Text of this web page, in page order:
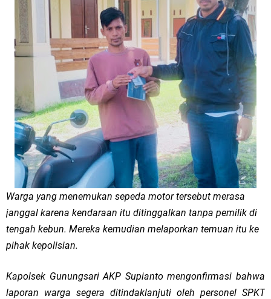
Warga yang menemukan sepeda motor tersebut merasa
janggal karena kendaraan itu ditinggalkan tanpa pemilik di
tengah kebun. Mereka kemudian melaporkan temuan itu ke
pihak kepolisian.
Kapolsek Gunungsari AKP Supianto mengonfirmasi bahwa
laporan warga segera ditindaklanjuti oleh personel SPKT